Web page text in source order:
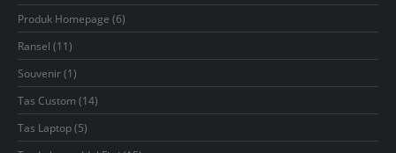
products
Produk Homepage 66
products
Ransel 1111
products
Souvenir 11
product
Tas Custom 1414
products
Tas Laptop 55
products